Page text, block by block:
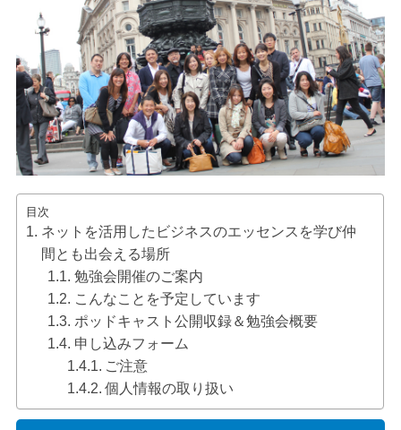
目次
ネットを活用したビジネスのエッセンスを学び仲
間とも出会える場所
勉強会開催のご案内
こんなことを予定しています
ポッドキャスト公開収録＆勉強会概要
申し込みフォーム
ご注意
個人情報の取り扱い